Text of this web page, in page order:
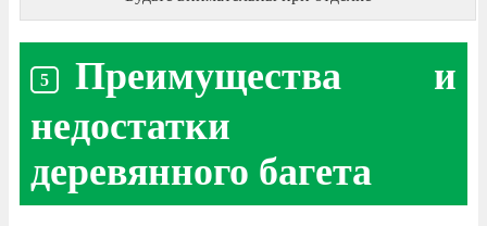
Преимущества и
недостатки
деревянного багета